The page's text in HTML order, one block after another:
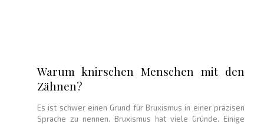
Warum knirschen Menschen mit den
Zähnen?
Es ist schwer einen Grund für Bruxismus in einer präzisen
Sprache zu nennen. Bruxismus hat viele Gründe. Einige